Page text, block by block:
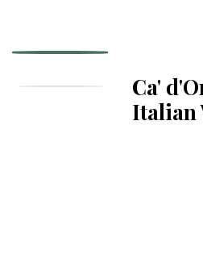
Ca'
Italian